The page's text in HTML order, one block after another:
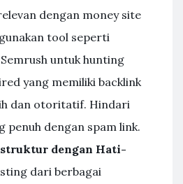
dengan money site
tool seperti
untuk hunting
yang memiliki backlink
dan otoritatif. Hindari
penuh dengan spam link.
dengan Hati-
dari berbagai